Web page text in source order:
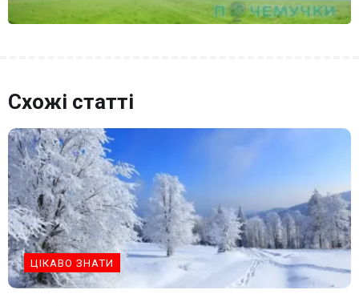
Схожі статті
ЦІКАВО ЗНАТИ